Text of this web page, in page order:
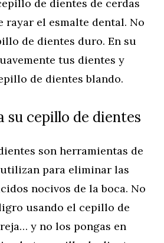
de dientes de cerdas
rayar el esmalte dental. No
de dientes duro. En su
tus dientes y
de dientes blando.
su cepillo de dientes
son herramientas de
para eliminar las
nocivos de la boca. No
usando el cepillo de
y no los pongas en